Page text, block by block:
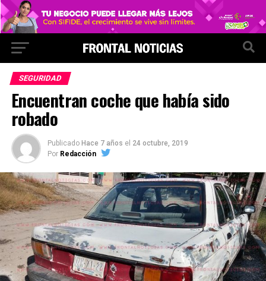
SEGURIDAD
Encuentran coche que había sido
robado
Publicado Hace 7 años el 24 octubre, 2019
Por Redacción